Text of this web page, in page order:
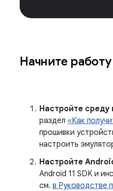
Начните
Настройте среду
раздел «Как
прошивки
настроить
Настройте
Android 11 SDK и
см. в Руководстве